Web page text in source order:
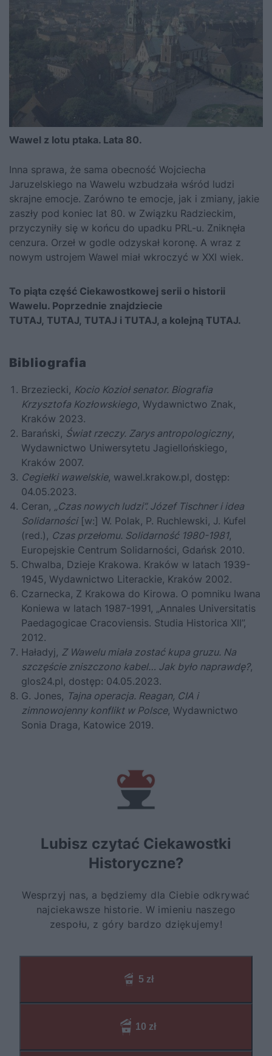
Wawel z lotu ptaka. Lata 80.
Inna sprawa, że sama obecność Wojciecha
Jaruzelskiego na Wawelu wzbudzała wśród ludzi
skrajne emocje. Zarówno te emocje, jak i zmiany, jakie
zaszły pod koniec lat 80. w Związku Radzieckim,
przyczyniły się w końcu do upadku PRL-u. Zniknęła
cenzura. Orzeł w godle odzyskał koronę. A wraz z
nowym ustrojem Wawel miał wkroczyć w XXI wiek.
To piąta część Ciekawostkowej serii o historii
Wawelu. Poprzednie znajdziecie
TUTAJ, TUTAJ, TUTAJ i TUTAJ, a kolejną TUTAJ.
Bibliografia
Brzeziecki, Kocio Kozioł senator. Biografia
Krzysztofa Kozłowskiego, Wydawnictwo Znak,
Kraków 2023.
Barański, Świat rzeczy. Zarys antropologiczny,
Wydawnictwo Uniwersytetu Jagiellońskiego,
Kraków 2007.
Cegiełki wawelskie, wawel.krakow.pl, dostęp:
04.05.2023.
Ceran,
„Czas nowych ludzi”. Józef Tischner i idea
Solidarności[w:] W. Polak, P. Ruchlewski, J. Kufel
(red.), Czas przełomu. Solidarność 1980-1981,
Europejskie Centrum Solidarności, Gdańsk 2010.
Chwalba, Dzieje Krakowa. Kraków w latach 1939-
1945, Wydawnictwo Literackie, Kraków 2002.
Czarnecka, Z Krakowa do Kirowa. O pomniku Iwana
Koniewa w latach 1987-1991, „Annales Universitatis
Paedagogicae Cracoviensis. Studia Historica XII”,
2012.
Haładyj, Z Wawelu miała zostać kupa gruzu. Na
szczęście zniszczono kabel… Jak było naprawdę?,
glos24.pl, dostęp: 04.05.2023.
G. Jones, Tajna operacja. Reagan, CIA i
zimnowojenny konflikt w Polsce, Wydawnictwo
Sonia Draga, Katowice 2019.